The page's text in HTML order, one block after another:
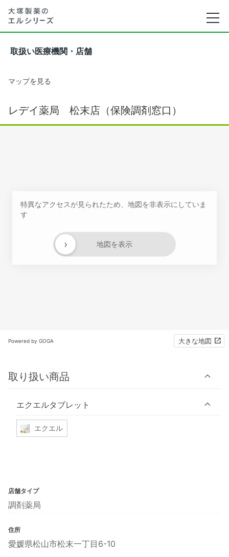
取扱い医療機関・店舗
マップを見る
レデイ薬局 松末店（保険調剤窓口）
特異なアクセスが見られたため、地図を非表示にしていま
す
地図を表示
›
Powered by GOGA 大きな地図
取り扱い商品
エクエルタブレット
エクエル
店舗タイプ
調剤薬局
住所
愛媛県松山市松末一丁目6-10